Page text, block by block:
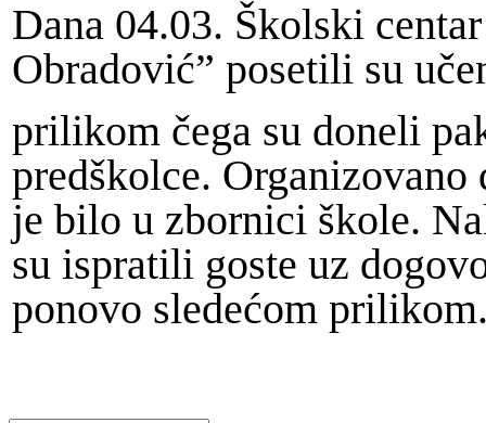
Dana 04.03. Školski
Obradović” posetili su
prilikom čega su doneli
predškolce.
je bilo u zbornici škole.
su ispratili goste uz
ponovo sledećom